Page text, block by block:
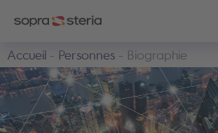
Accueil
Personnes Biographie